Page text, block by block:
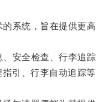
系统，旨在提供更高
安全检查、行李追踪
引、行李自动追踪等